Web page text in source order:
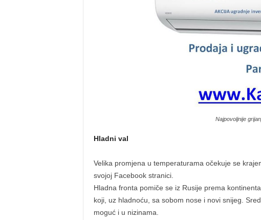
Najpovoljnije
Hladni val
Velika promjena u temperaturama očekuje se
svojoj Facebook stranici.
Hladna fronta pomiče se iz Rusije prema
koji, uz hladnoću, sa sobom nose i novi snijeg.
moguć i u nizinama.